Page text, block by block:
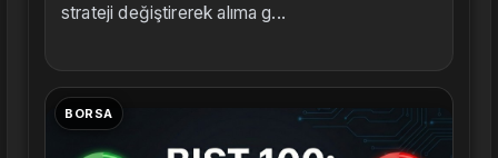
strateji değiştirerek alıma g...
BORSA